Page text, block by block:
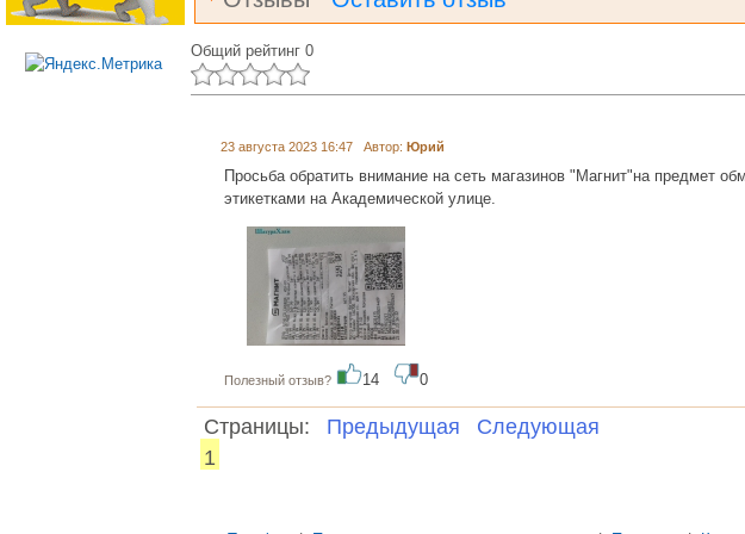
Общий рейтинг 0
23 августа 2023 16:47 Автор: Юрий
Просьба обратить внимание на сеть магазинов "Магнит"на предмет
этикетками на Академической улице.
Полезный отзыв? 14 0
Страницы: Предыдущая
Следующая
1